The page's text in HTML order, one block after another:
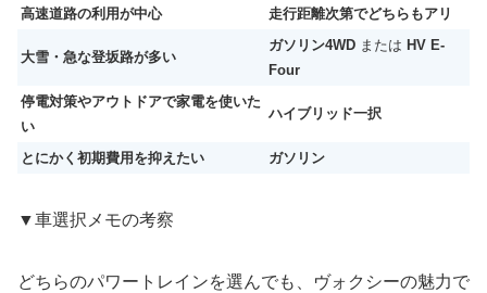
高速道路の利用が中心
走行距離次第でどちらもアリ
大雪・急な登坂路が多い
ガソリン4WD または HV E-
Four
停電対策やアウトドアで家電を使いた
い
ハイブリッド一択
とにかく初期費用を抑えたい ガソリン
▼車選択メモの考察
どちらのパワートレインを選んでも、ヴォクシーの魅力で